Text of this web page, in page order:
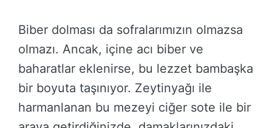
Biber dolması da sofralarımızın olmazsa
olmazı. Ancak, içine acı biber ve
baharatlar eklenirse, bu lezzet bambaşka
bir boyuta taşınıyor. Zeytinyağı ile
harmanlanan bu mezeyi ciğer sote ile bir